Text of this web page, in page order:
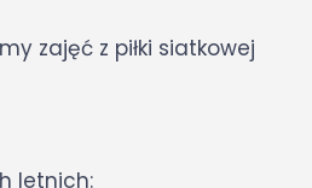
zajęć z piłki siatkowej
letnich: